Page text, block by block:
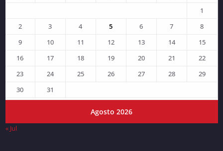
Agosto 2026
1
2
3 4 5 6 7
8
9
10 11 12 13 14
15
16
17 18 19 20 21
22
23
24 25 26 27 28
29
30
31
« Jul